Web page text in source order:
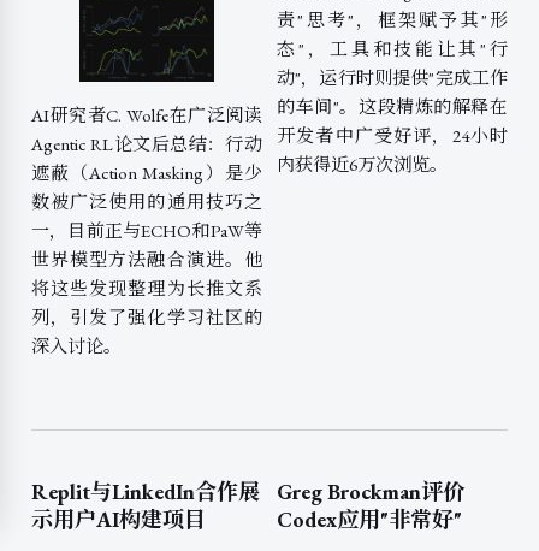
AI研究者C. Wolfe在广泛阅读
Agentic RL论文后总结：行动
遮蔽（Action Masking）是少
数被广泛使用的通用技巧之
一，目前正与ECHO和PaW等
世界模型方法融合演进。他
将这些发现整理为长推文系
列，引发了强化学习社区的
深入讨论。
责"思考"，框架赋予其"形
态"，工具和技能让其"行
动"，运行时则提供"完成工作
的车间"。这段精炼的解释在
开发者中广受好评，24小时
内获得近6万次浏览。
Replit与LinkedIn合作展
示用户AI构建项目
Greg Brockman评价
Codex应用"非常好"